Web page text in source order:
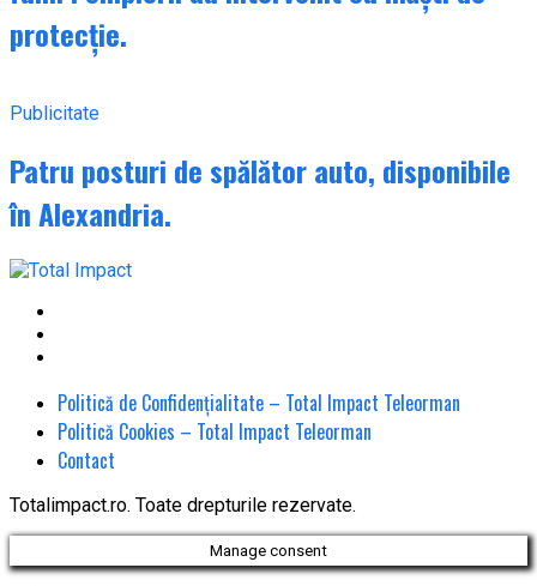
protecție.
Publicitate
Patru posturi de spălător auto, disponibile
în Alexandria.
Politică de Confidențialitate – Total Impact Teleorman
Politică Cookies – Total Impact Teleorman
Contact
Totalimpact.ro. Toate drepturile rezervate.
Manage consent